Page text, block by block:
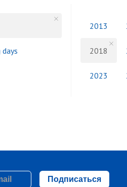
2013
2018
2023
Подписаться